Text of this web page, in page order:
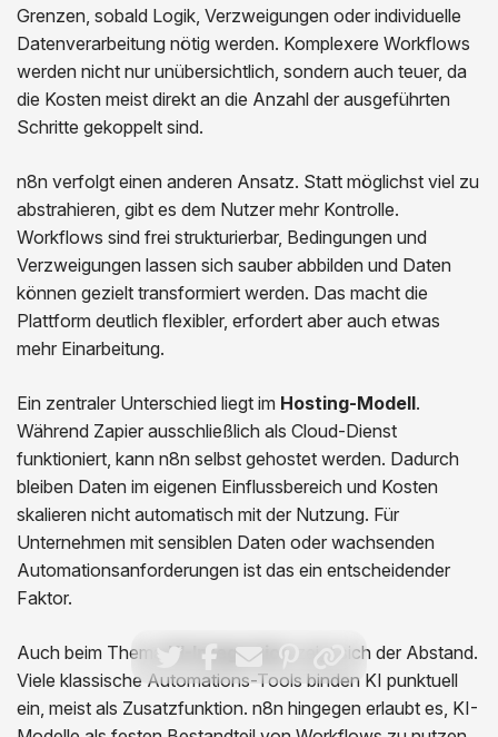
Grenzen, sobald Logik, Verzweigungen oder individuelle
Datenverarbeitung nötig werden. Komplexere Workflows
werden nicht nur unübersichtlich, sondern auch teuer, da
die Kosten meist direkt an die Anzahl der ausgeführten
Schritte gekoppelt sind.
n8n verfolgt einen anderen Ansatz. Statt möglichst viel zu
abstrahieren, gibt es dem Nutzer mehr Kontrolle.
Workflows sind frei strukturierbar, Bedingungen und
Verzweigungen lassen sich sauber abbilden und Daten
können gezielt transformiert werden. Das macht die
Plattform deutlich flexibler, erfordert aber auch etwas
mehr Einarbeitung.
Ein zentraler Unterschied liegt im Hosting-Modell.
Während Zapier ausschließlich als Cloud-Dienst
funktioniert, kann n8n selbst gehostet werden. Dadurch
bleiben Daten im eigenen Einflussbereich und Kosten
skalieren nicht automatisch mit der Nutzung. Für
Unternehmen mit sensiblen Daten oder wachsenden
Automationsanforderungen ist das ein entscheidender
Faktor.
Auch beim ThemaKI-Integration
zeigt sich der Abstand.
Viele klassische Automations-Tools binden KI punktuell
ein, meist als Zusatzfunktion. n8n hingegen erlaubt es, KI-